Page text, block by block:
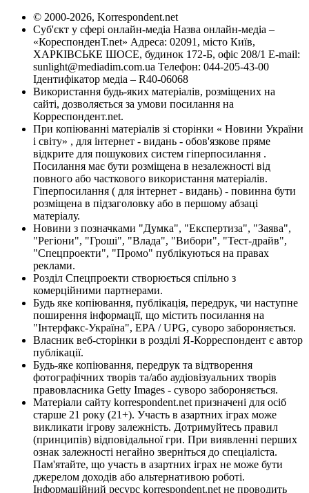
© 2000-2026, Korrespondent.net
Суб'єкт у сфері онлайн-медіа Назва онлайн-медіа –
«КореспонденТ.net» Адреса: 02091, місто Київ,
ХАРКІВСЬКЕ ШОСЕ, будинок 172-Б, офіс 208/1 E-mail:
sunlight@mediadim.com.ua Телефон: 044-205-43-00
Ідентифікатор медіа – R40-06068
Використання будь-яких матеріалів, розміщених на
сайті, дозволяється за умови посилання на
Корреспондент.net.
При копіюванні матеріалів зі сторінки « Новини України
і світу» , для інтернет - видань - обов'язкове пряме
відкрите для пошукових систем гіперпосилання .
Посилання має бути розміщена в незалежності від
повного або часткового використання матеріалів.
Гіперпосилання ( для інтернет - видань) - повинна бути
розміщена в підзаголовку або в першому абзаці
матеріалу.
Новини з позначками "Думка", "Експертиза", "Заява",
"Регіони", "Гроші", "Влада", "Вибори", "Тест-драйв",
"Спецпроекти", "Промо" публікуються на правах
реклами.
Розділ Спецпроекти створюється спільно з
комерційними партнерами.
Будь яке копіювання, публікація, передрук, чи наступне
поширення інформації, що містить посилання на
"Інтерфакс-Україна", EPA / UPG, суворо забороняється.
Власник веб-сторінки в розділі Я-Корреспондент є автор
публікації.
Будь-яке копіювання, передрук та відтворення
фотографічних творів та/або аудіовізуальних творів
правовласника Getty Images - суворо забороняється.
Матеріали сайту korrespondent.net призначені для осіб
старше 21 року (21+). Участь в азартних іграх може
викликати ігрову залежність. Дотримуйтесь правил
(принципів) відповідальної гри. При виявленні перших
ознак залежності негайно зверніться до спеціаліста.
Пам'ятайте, що участь в азартних іграх не може бути
джерелом доходів або альтернативою роботі.
Інформаційний ресурс korrespondent.net не проводить